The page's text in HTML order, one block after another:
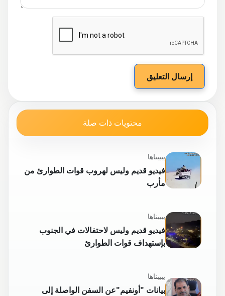
إرسال التعليق
محتويات ذات صلة
يبيبناها
فيديو قديم وليس لهروب قوات الطوارئ من
مأرب
يبيبناها
فيديو قديم وليس لاحتفالات في الجنوب
بإستهداف قوات الطوارئ
يبيبناها
بيانات "أونفيم"عن السفن الواصلة إلى